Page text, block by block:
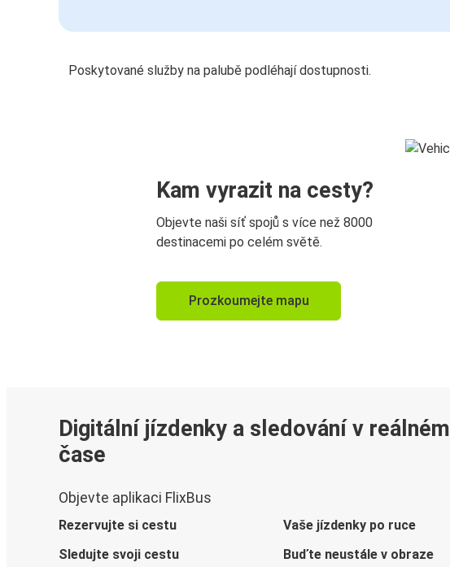
Poskytované služby na palubě podléhají dostupnosti.
Kam vyrazit na cesty?
Objevte naši síť spojů s více než 8000
destinacemi po celém světě.
Prozkoumejte mapu
Digitální jízdenky a sledování v reálném
čase
Objevte aplikaci FlixBus
Rezervujte si cestu
Vaše jízdenky po ruce
Sledujte svoji cestu
Buďte neustále v obraze